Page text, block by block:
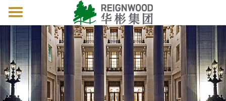
Toggle
navigation